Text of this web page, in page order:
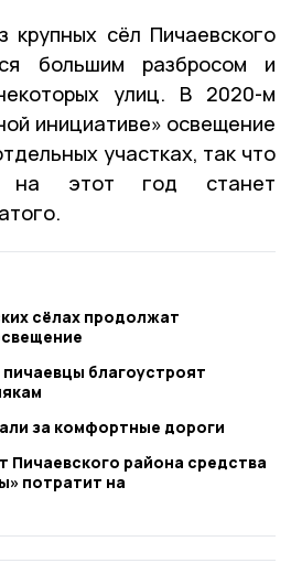
крупных сёл Пичаевского
большим разбросом и
улиц. В 2020-м
инициативе» освещение
участках, так что
на этот год станет
сёлах продолжат
благоустроят
за комфортные дороги
Пичаевского района средства
потратит на